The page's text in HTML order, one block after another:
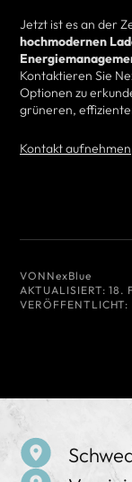
Jetzt ist es an der
hochmodernen
Kontaktieren Sie
Optionen zu
grüneren,
Kontakt aufnehmen
VON NexBlue
AKTUALISIERT: 18.
VERÖFFENTLICHT: